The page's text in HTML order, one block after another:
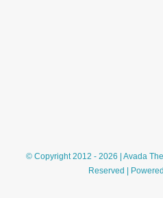
© Copyright 2012 - 2026 | Avada
Reserved |